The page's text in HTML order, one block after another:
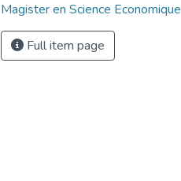
Magister en Science Economique
Full item page